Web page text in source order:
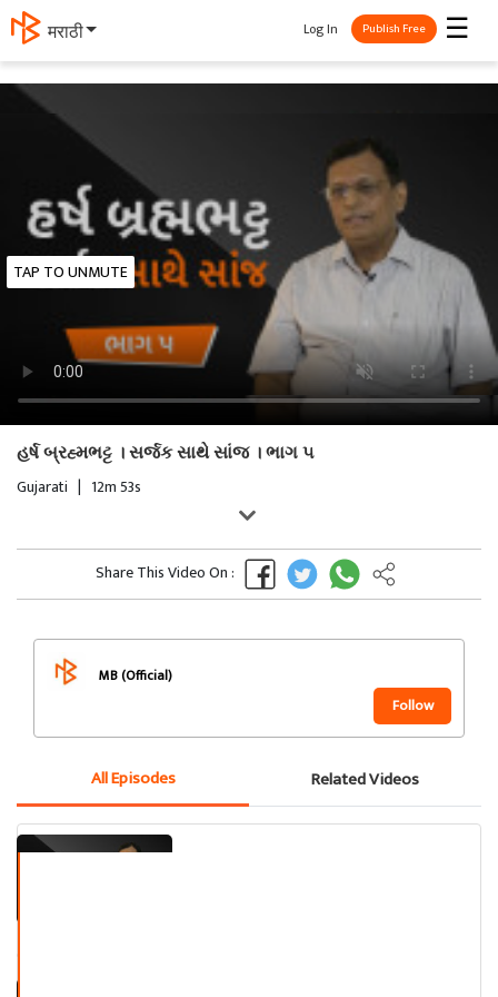
मराठी ☰
Log In Publish Free
TAP TO UNMUTE
હર્ષ બ્રહ્મભટ્ટ । સર્જક સાથે સાંજ । ભાગ ૫
Gujarati | 12m 53s
Share This Video On :
MB (Official)
Follow
All Episodes Related Videos